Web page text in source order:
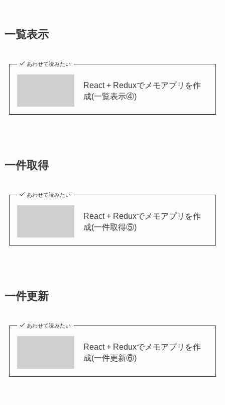
一覧表示
あわせて読みたい
React + Reduxでメモアプリを作
成(一覧表示④)
一件取得
あわせて読みたい
React + Reduxでメモアプリを作
成(一件取得⑤)
一件更新
あわせて読みたい
React + Reduxでメモアプリを作
成(一件更新⑥)